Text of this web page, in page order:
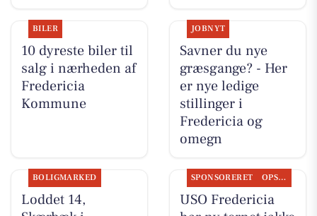
BILER
10 dyreste biler til
salg i nærheden af
Fredericia
Kommune
JOBNYT
Savner du nye
græsgange? - Her
er nye ledige
stillinger i
Fredericia og
omegn
BOLIGMARKED
Loddet 14,
SPONSORERET OPSLAGSTAVLEN
USO Fredericia